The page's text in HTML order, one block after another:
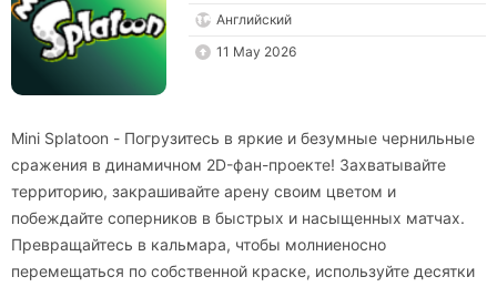
Английский
11 May 2026
Mini Splatoon - Погрузитесь в яркие и безумные чернильные
сражения в динамичном 2D-фан-проекте! Захватывайте
территорию, закрашивайте арену своим цветом и
побеждайте соперников в быстрых и насыщенных матчах.
Превращайтесь в кальмара, чтобы молниеносно
перемещаться по собственной краске, используйте десятки